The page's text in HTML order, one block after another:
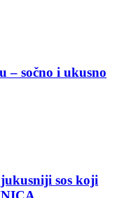
– sočno i ukusno
sos koji